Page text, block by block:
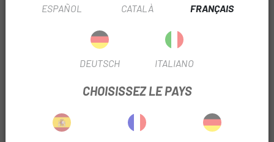
nécessaires à l'installation, tels que les olives, les vis et les
- Performance supérieure : Assure une puissance de
freinage exceptionnelle et une modulation précise.
ESPAÑOL CATALÀ FRANÇAIS
DEUTSCH ITALIANO
CHOISISSEZ LE PAYS